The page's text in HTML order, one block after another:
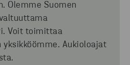
Olemme Suomen
Voit toimittaa
yksikköömme. Aukioloajat